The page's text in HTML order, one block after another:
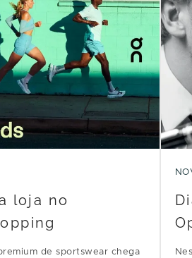
loja no
de sportswear chega